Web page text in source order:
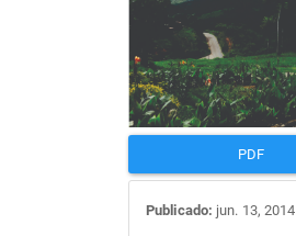
artigos
PDF
Publicado: jun. 13, 2014